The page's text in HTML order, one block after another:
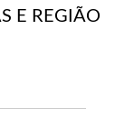
E REGIÃO